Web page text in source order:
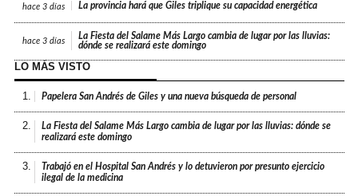
hace 3 días La provincia hará que Giles triplique su capacidad energética
hace 3 días
La Fiesta del Salame Más Largo cambia de lugar por las lluvias:
dónde se realizará este domingo
LO MÁS VISTO
1. Papelera San Andrés de Giles y una nueva búsqueda de personal
2.
La Fiesta del Salame Más Largo cambia de lugar por las lluvias: dónde se
realizará este domingo
3.
Trabajó en el Hospital San Andrés y lo detuvieron por presunto ejercicio
ilegal de la medicina